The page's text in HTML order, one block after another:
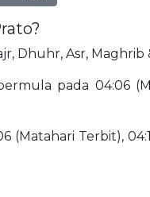
Dhuhr, Asr,
pada 04:06
(Matahari Terbit),